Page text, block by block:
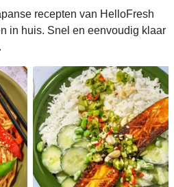
recepten van HelloFresh
in huis. Snel en eenvoudig klaar